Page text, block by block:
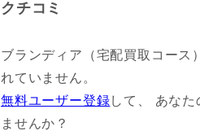
クチコミ
ブランディア（宅配買取コース
れていません。
無料ユーザー登録して、 あな
ませんか？